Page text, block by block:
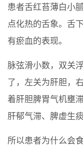
患者舌红苔薄白小
点化热的舌象。舌
有瘀血的表现。
脉弦滑小数，双关
了，左关为肝胆，
着肝胆脾胃气机壅
肝郁气滞、脾虚生
所以患者为什么会